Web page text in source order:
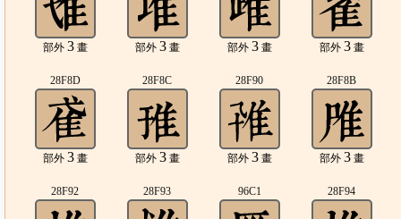
部外 3畫 部外 3畫 部外 3畫 部外 3畫
28F8D
部外 3畫
28F8C
部外 3畫
28F90
部外 3畫
28F8B
部外 3畫
28F92 28F93 96C1 28F94